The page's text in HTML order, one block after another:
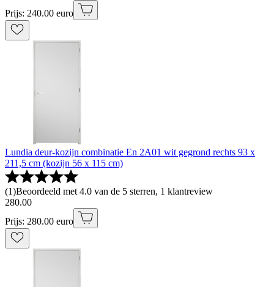
Prijs: 240.00 euro
Lundia deur-kozijn combinatie En 2A01 wit gegrond rechts 93 x
211,5 cm (kozijn 56 x 115 cm)
(1)Beoordeeld met 4.0 van de 5 sterren, 1 klantreview
280.00
Prijs: 280.00 euro